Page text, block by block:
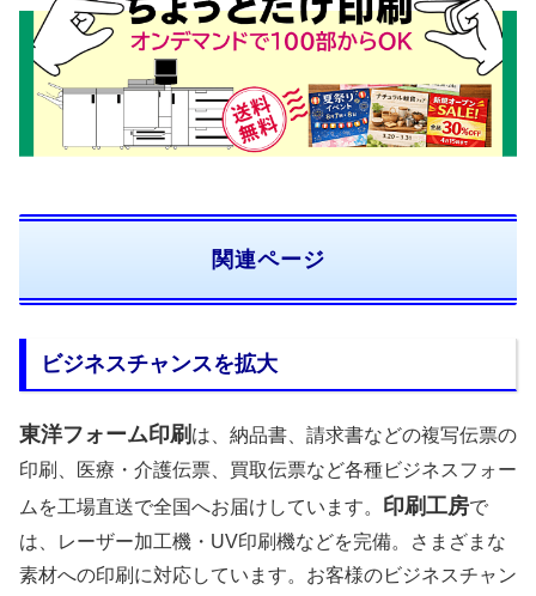
関連ページ
ビジネスチャンスを拡大
東洋フォーム印刷 は、納品書、請求書などの複写伝票の
印刷、医療・介護伝票、買取伝票など各種ビジネスフォー
ムを工場直送で全国へお届けしています。 印刷工房で
は、レーザー加工機・UV印刷機などを完備。さまざまな
素材への印刷に対応しています。お客様のビジネスチャン